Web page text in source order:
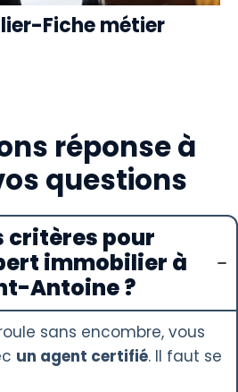
Fiche métier
réponse à
questions
critères pour
immobilier à
Antoine ?
sans encombre, vous
un agent certifié. Il faut se